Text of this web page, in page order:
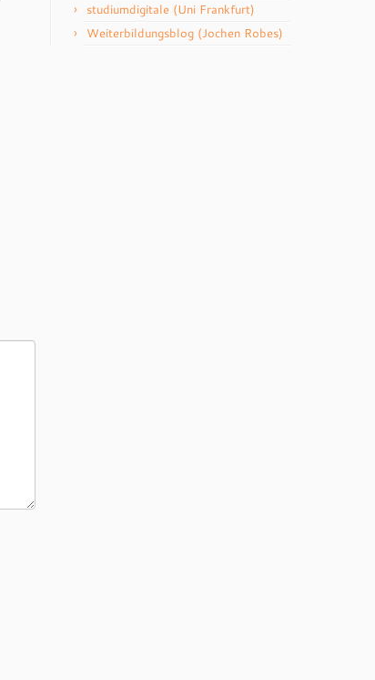
studiumdigitale (Uni Frankfurt)
Weiterbildungsblog (Jochen Robes)